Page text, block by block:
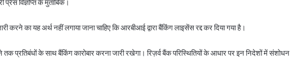
करने का यह अर्थ नहीं लगाया जाना चाहिए कि आरबीआई द्वारा बैंकिंग लाइसेंस रद्द कर दिया गया है।
तक प्रतिबंधों के साथ बैंकिंग कारोबार करना जारी रखेगा। रिज़र्व बैंक परिस्थितियों के आधार पर इन निदेशों में संशोधन
स्वागत